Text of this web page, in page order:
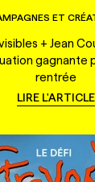
ET
+ Jean
gagnante
rentrée
LIRE L'ARTICLE